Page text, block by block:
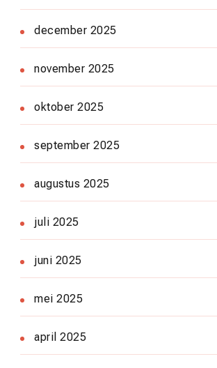
december 2025
november 2025
oktober 2025
september 2025
augustus 2025
juli 2025
juni 2025
mei 2025
april 2025